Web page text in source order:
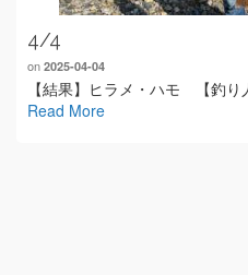
4/4
on 2025-04-04
【結果】ヒラメ・ハモ 【釣
Read More